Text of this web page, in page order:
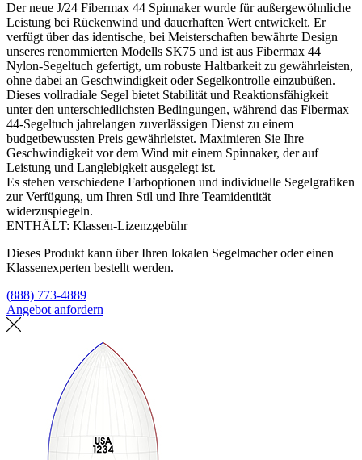
Der neue J/24 Fibermax 44 Spinnaker wurde für außergewöhnliche
Leistung bei Rückenwind und dauerhaften Wert entwickelt. Er
verfügt über das identische, bei Meisterschaften bewährte Design
unseres renommierten Modells SK75 und ist aus Fibermax 44
Nylon-Segeltuch gefertigt, um robuste Haltbarkeit zu gewährleisten,
ohne dabei an Geschwindigkeit oder Segelkontrolle einzubüßen.
Dieses vollradiale Segel bietet Stabilität und Reaktionsfähigkeit
unter den unterschiedlichsten Bedingungen, während das Fibermax
44-Segeltuch jahrelangen zuverlässigen Dienst zu einem
budgetbewussten Preis gewährleistet. Maximieren Sie Ihre
Geschwindigkeit vor dem Wind mit einem Spinnaker, der auf
Leistung und Langlebigkeit ausgelegt ist.
Es stehen verschiedene Farboptionen und individuelle Segelgrafiken
zur Verfügung, um Ihren Stil und Ihre Teamidentität
widerzuspiegeln.
ENTHÄLT: Klassen-Lizenzgebühr
Dieses Produkt kann über Ihren lokalen Segelmacher oder einen
Klassenexperten bestellt werden.
(888) 773-4889
Angebot anfordern